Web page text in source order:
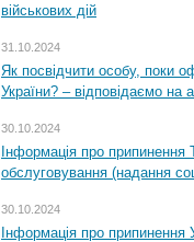
військових дій
31.10.2024
Як посвідчити особу, поки
України? – відповідаємо на
30.10.2024
Інформація про припинення
обслуговування (надання
30.10.2024
Інформація про припинення